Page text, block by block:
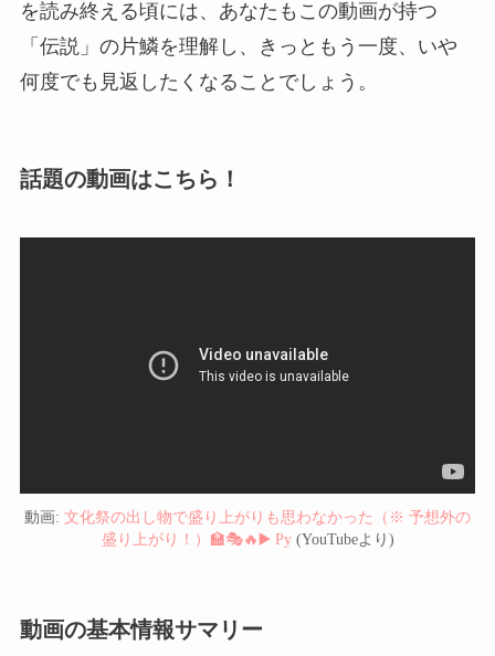
を読み終える頃には、あなたもこの動画が持つ
「伝説」の片鱗を理解し、きっともう一度、いや
何度でも見返したくなることでしょう。
話題の動画はこちら！
動画: 文化祭の出し物で盛り上がりも思わなかった（※ 予想外の
盛り上がり！）🏫🎭🔥▶️ Ру(YouTubeより)
動画の基本情報サマリー